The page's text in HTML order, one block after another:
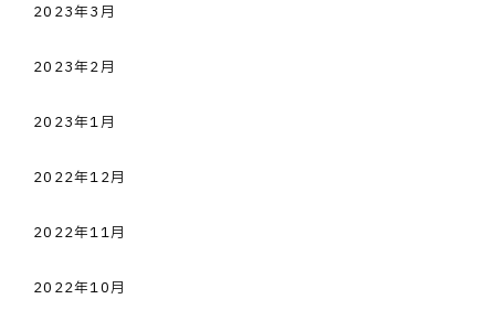
2023年3月
2023年2月
2023年1月
2022年12月
2022年11月
2022年10月